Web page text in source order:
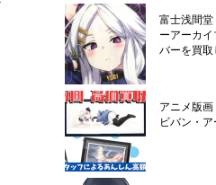
富士浅間堂
ーアーカイ
バーを買取
アニメ版
ビバン・